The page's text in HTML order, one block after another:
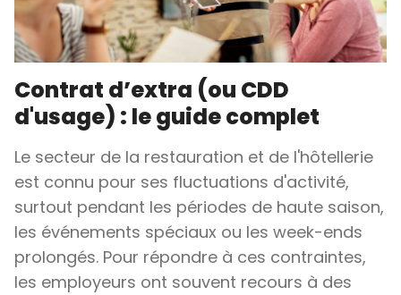
Contrat d’extra (ou CDD
d'usage) : le guide complet
Le secteur de la restauration et de l'hôtellerie
est connu pour ses fluctuations d'activité,
surtout pendant les périodes de haute saison,
les événements spéciaux ou les week-ends
prolongés. Pour répondre à ces contraintes,
les employeurs ont souvent recours à des